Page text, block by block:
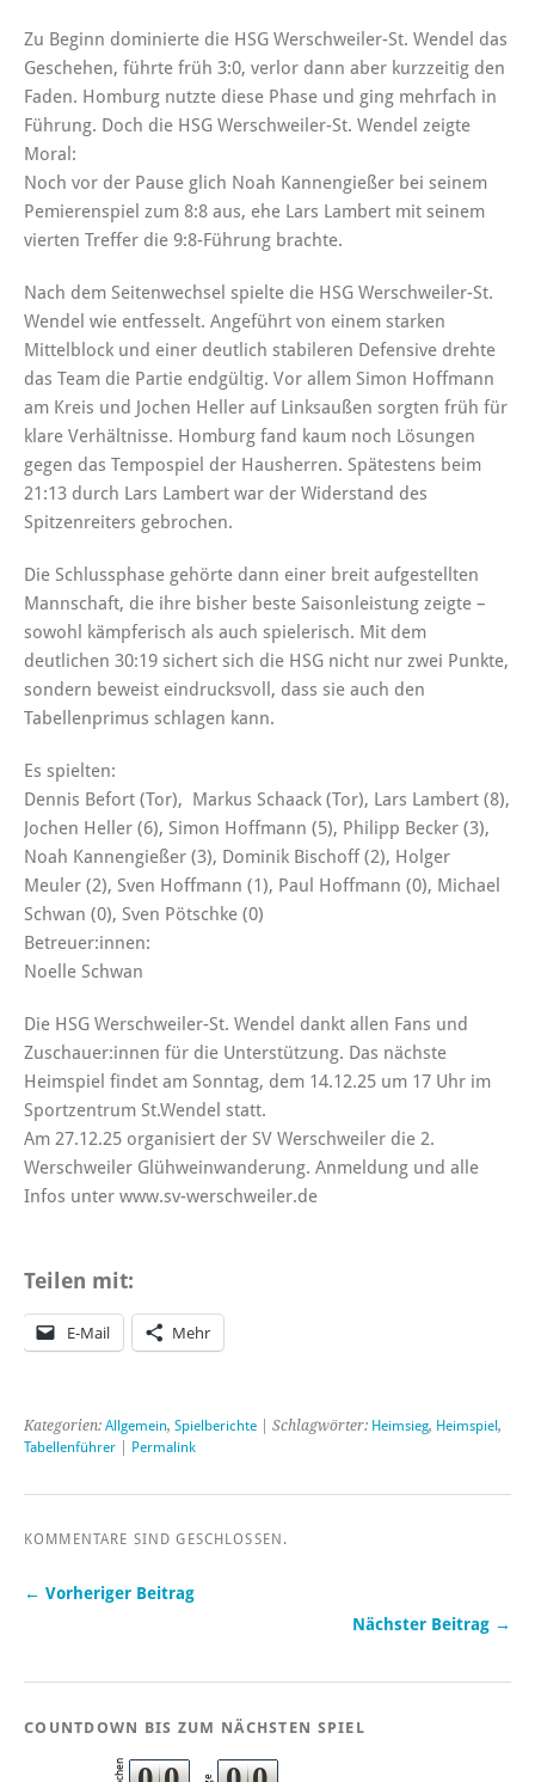
Zu Beginn dominierte die HSG Werschweiler-St. Wendel das
Geschehen, führte früh 3:0, verlor dann aber kurzzeitig den
Faden. Homburg nutzte diese Phase und ging mehrfach in
Führung. Doch die HSG Werschweiler-St. Wendel zeigte
Moral:
Noch vor der Pause glich Noah Kannengießer bei seinem
Pemierenspiel zum 8:8 aus, ehe Lars Lambert mit seinem
vierten Treffer die 9:8-Führung brachte.
Nach dem Seitenwechsel spielte die HSG Werschweiler-St.
Wendel wie entfesselt. Angeführt von einem starken
Mittelblock und einer deutlich stabileren Defensive drehte
das Team die Partie endgültig. Vor allem Simon Hoffmann
am Kreis und Jochen Heller auf Linksaußen sorgten früh für
klare Verhältnisse. Homburg fand kaum noch Lösungen
gegen das Tempospiel der Hausherren. Spätestens beim
21:13 durch Lars Lambert war der Widerstand des
Spitzenreiters gebrochen.
Die Schlussphase gehörte dann einer breit aufgestellten
Mannschaft, die ihre bisher beste Saisonleistung zeigte –
sowohl kämpferisch als auch spielerisch. Mit dem
deutlichen 30:19 sichert sich die HSG nicht nur zwei Punkte,
sondern beweist eindrucksvoll, dass sie auch den
Tabellenprimus schlagen kann.
Es spielten:
Dennis Befort (Tor), Markus Schaack (Tor), Lars Lambert (8),
Jochen Heller (6), Simon Hoffmann (5), Philipp Becker (3),
Noah Kannengießer (3), Dominik Bischoff (2), Holger
Meuler (2), Sven Hoffmann (1), Paul Hoffmann (0), Michael
Schwan (0), Sven Pötschke (0)
Betreuer:innen:
Noelle Schwan
Die HSG Werschweiler-St. Wendel dankt allen Fans und
Zuschauer:innen für die Unterstützung. Das nächste
Heimspiel findet am Sonntag, dem 14.12.25 um 17 Uhr im
Sportzentrum St.Wendel statt.
Am 27.12.25 organisiert der SV Werschweiler die 2.
Werschweiler Glühweinwanderung. Anmeldung und alle
Infos unter www.sv-werschweiler.de
Teilen mit:
E-Mail Mehr
Kategorien: Allgemein, Spielberichte | Schlagwörter: Heimsieg, Heimspiel ,
Tabellenführer
Permalink
KOMMENTARE SIND GESCHLOSSEN.
← Vorheriger Beitrag
Nächster Beitrag →
COUNTDOWN BIS ZUM NÄCHSTEN SPIEL